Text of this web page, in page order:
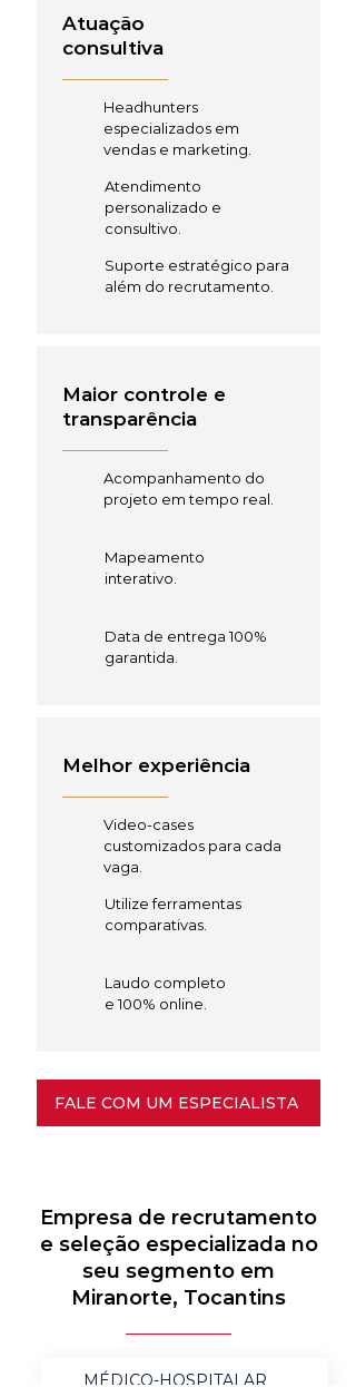
Atuação
consultiva
Headhunters
especializados em
vendas e marketing.
Atendimento
personalizado e
consultivo.
Suporte estratégico para
além do recrutamento.
Maior controle e
transparência
Acompanhamento do
projeto em tempo real.
Mapeamento
interativo.
Data de entrega 100%
garantida.
Melhor experiência
Video-cases
customizados para cada
vaga.
Utilize ferramentas
comparativas.
Laudo completo
e 100% online.
FALE COM UM ESPECIALISTA
Empresa de recrutamento
e seleção especializada no
seu segmento em
Miranorte, Tocantins
MÉDICO-HOSPITALAR